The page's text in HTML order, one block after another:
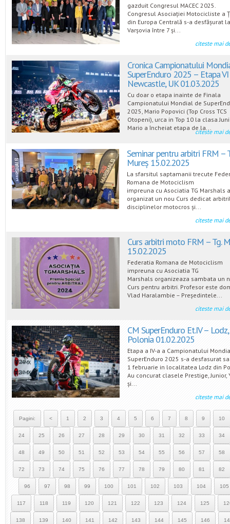
gazduit Congresul MACEC 2025.
Congresul Asociației Motocicliste a
din Europa Centrală s-a desfășurat la
Varșovia între 7 și...
citeste mai
Cronica Campionatului
SuperEnduro 2025 – Etapa
Newcastle, UK 01.03.2025
Cu doar o etapa inainte de Finala
Campionatului Mondial de
2025, Mario Popovici (Top Cross TCS
Otopeni), urca in Top 10 la clasa
Mario a încheiat etapa de la...
citeste mai
Seminar pentru arbitri FRM –
Mureș 15.02.2025
La sfarsitul saptamanii trecute
Romana de Motociclism
impreuna cu Asociatia TG Marshals
organizat un nou Curs dedicat
disciplinelor motocros și...
citeste mai
Curs arbitri moto FRM – Tg.
15.02.2025
Federatia Romana de Motociclism
impreuna cu Asociatia TG
Marshals organizeaza sambata un
Curs pentru arbitri. Profesor este
Vlad Haralambie – Președintele...
citeste mai
CM SuperEnduro Et.IV – Lodz,
Polonia 01.02.2025
Etapa a IV-a a Campionatului
SuperEnduro 2025 s-a desfasurat
1 februarie in localitatea Lodz din
Au concurat clasele Prestige, Junior,
și...
citeste mai
Pagini: < 1 2 3 4 5 6 7 8 9 10
24 25 26 27 28 29 30 31 32 33 34
48 49 50 51 52 53 54 55 56 57 58
72 73 74 75 76 77 78 79 80 81 82
96 97 98 99 100 101 102 103 104 105
117 118 119 120 121 122 123 124 125
138 139 140 141 142 143 144 145 146